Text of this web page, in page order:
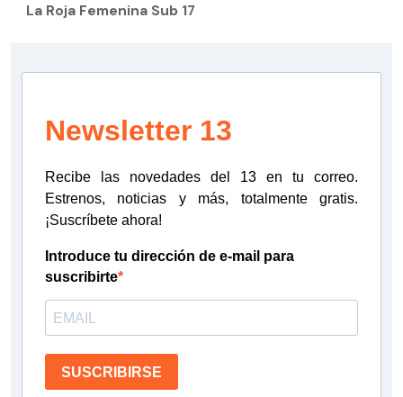
La Roja Femenina Sub 17
Newsletter 13
Recibe las novedades del 13 en tu correo.
Estrenos, noticias y más, totalmente gratis.
¡Suscríbete ahora!
Introduce tu dirección de e-mail para
suscribirte
SUSCRIBIRSE